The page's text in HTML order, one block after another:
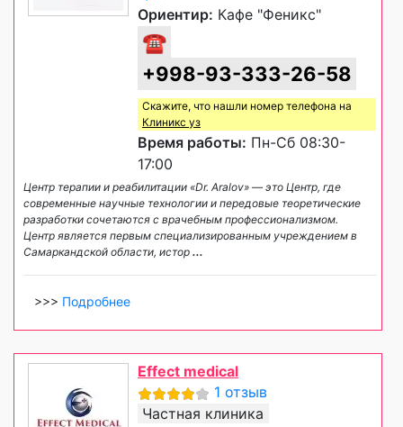
Ориентир: Кафе "Феникс"
☎
+998-93-333-26-58
Скажите, что нашли номер телефона на
Клиникс уз
Время работы: Пн-Сб 08:30-
17:00
Центр терапии и реабилитации «Dr. Aralov» — это Центр, где
современные научные технологии и передовые теоретические
разработки сочетаются с врачебным профессионализмом.
Центр является первым специализированным учреждением в
Самаркандской области, истор ...
>>> Подробнее
Effect medical
1 отзыв
Частная клиника